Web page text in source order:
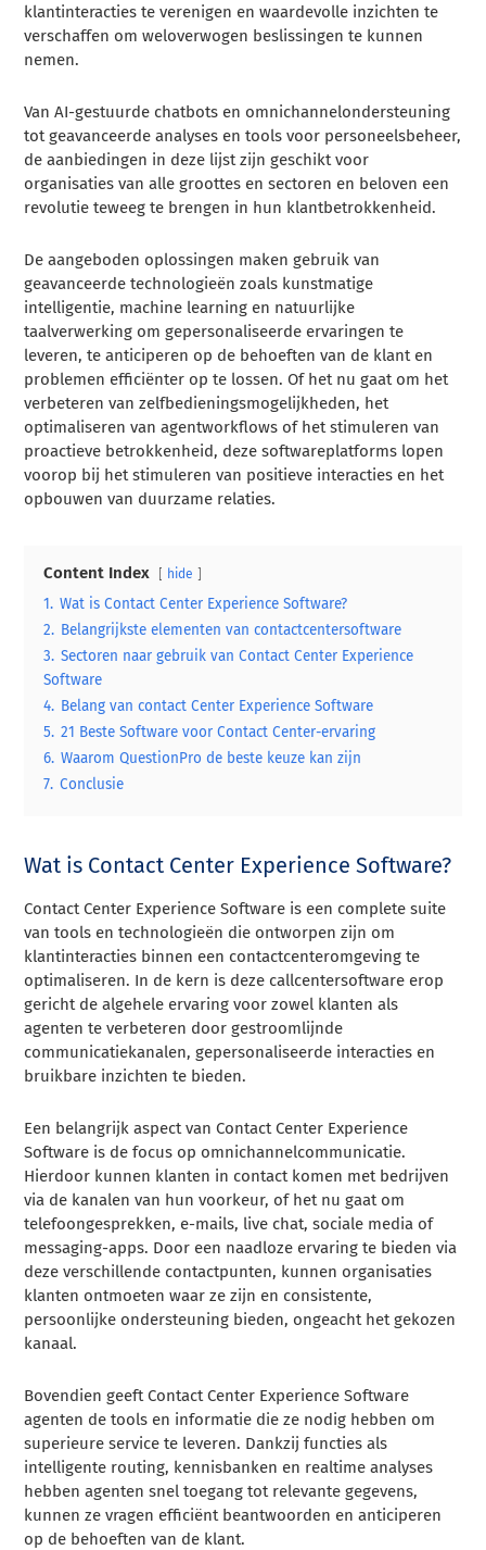
klantinteracties te verenigen en waardevolle inzichten te
verschaffen om weloverwogen beslissingen te kunnen
nemen.
Van AI-gestuurde chatbots en omnichannelondersteuning
tot geavanceerde analyses en tools voor personeelsbeheer,
de aanbiedingen in deze lijst zijn geschikt voor
organisaties van alle groottes en sectoren en beloven een
revolutie teweeg te brengen in hun klantbetrokkenheid.
De aangeboden oplossingen maken gebruik van
geavanceerde technologieën zoals kunstmatige
intelligentie, machine learning en natuurlijke
taalverwerking om gepersonaliseerde ervaringen te
leveren, te anticiperen op de behoeften van de klant en
problemen efficiënter op te lossen. Of het nu gaat om het
verbeteren van zelfbedieningsmogelijkheden, het
optimaliseren van agentworkflows of het stimuleren van
proactieve betrokkenheid, deze softwareplatforms lopen
voorop bij het stimuleren van positieve interacties en het
opbouwen van duurzame relaties.
Content Index hide
1. Wat is Contact Center Experience Software?
2. Belangrijkste elementen van contactcentersoftware
3. Sectoren naar gebruik van Contact Center Experience
Software
4. Belang van contact Center Experience Software
5. 21 Beste Software voor Contact Center-ervaring
6. Waarom QuestionPro de beste keuze kan zijn
7. Conclusie
Wat is Contact Center Experience Software?
Contact Center Experience Software is een complete suite
van tools en technologieën die ontworpen zijn om
klantinteracties binnen een contactcenteromgeving te
optimaliseren. In de kern is deze callcentersoftware erop
gericht de algehele ervaring voor zowel klanten als
agenten te verbeteren door gestroomlijnde
communicatiekanalen, gepersonaliseerde interacties en
bruikbare inzichten te bieden.
Een belangrijk aspect van Contact Center Experience
Software is de focus op omnichannelcommunicatie.
Hierdoor kunnen klanten in contact komen met bedrijven
via de kanalen van hun voorkeur, of het nu gaat om
telefoongesprekken, e-mails, live chat, sociale media of
messaging-apps. Door een naadloze ervaring te bieden via
deze verschillende contactpunten, kunnen organisaties
klanten ontmoeten waar ze zijn en consistente,
persoonlijke ondersteuning bieden, ongeacht het gekozen
kanaal.
Bovendien geeft Contact Center Experience Software
agenten de tools en informatie die ze nodig hebben om
superieure service te leveren. Dankzij functies als
intelligente routing, kennisbanken en realtime analyses
hebben agenten snel toegang tot relevante gegevens,
kunnen ze vragen efficiënt beantwoorden en anticiperen
op de behoeften van de klant.